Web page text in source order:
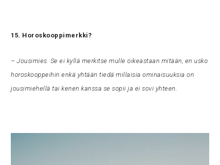
15. Horoskooppimerkki?
– Jousimies. Se ei kyllä merkitse mulle oikeastaan mitään, en usko
horoskooppeihin enkä yhtään tiedä millaisia ominaisuuksia on
jousimiehellä tai kenen kanssa se sopii ja ei sovi yhteen.